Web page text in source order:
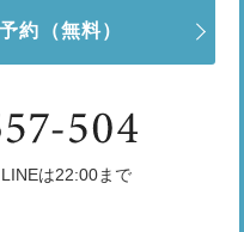
約 （無料）
は22:00まで